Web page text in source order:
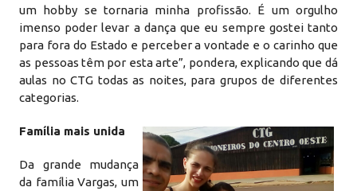
um hobby se tornaria minha profissão. É um orgulho
imenso poder levar a dança que eu sempre gostei tanto
para fora do Estado e perceber a vontade e o carinho que
as pessoas têm por esta arte”, pondera, explicando que dá
aulas no CTG todas as noites, para grupos de diferentes
categorias.
Família mais unida
Da grande mudança
da família Vargas, um